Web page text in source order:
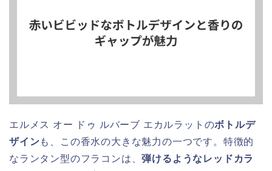
エルメス オー ドゥ ルバーブ エカルラットのボトルデ
ザインも、この香水の大きな魅力の一つです。特徴的
なランタン型のフラコンは、弾けるようなレッドカラ